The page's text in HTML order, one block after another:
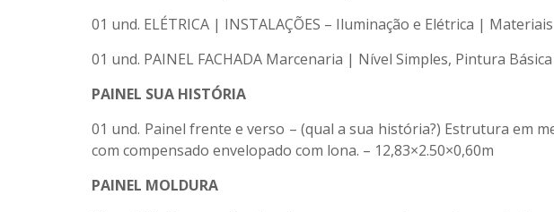
01 und. ELÉTRICA | INSTALAÇÕES – Iluminação e Elétrica | Materiais
01 und. PAINEL FACHADA Marcenaria | Nível Simples, Pintura
PAINEL SUA HISTÓRIA
01 und. Painel frente e verso – (qual a sua história?) Estrutura em
com compensado envelopado com lona. – 12,83×2.50×0,60m
PAINEL MOLDURA